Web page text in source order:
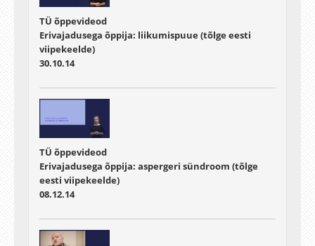
TÜ õppevideod
Erivajadusega õppija: liikumispuue (tõlge eesti
viipekeelde)
30.10.14
TÜ õppevideod
Erivajadusega õppija: aspergeri sündroom (tõlge
eesti viipekeelde)
08.12.14